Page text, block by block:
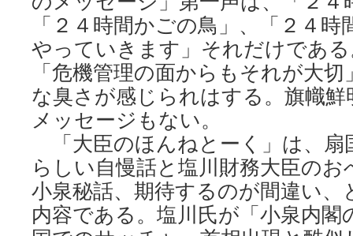
「２４時間かごの鳥」、「２４
やっていきます」それだけであ
「危機管理の面からもそれが大
な臭さが感じられはする。旗幟
メッセージもない。
「大臣のほんねとーく」は、扇
らしい自慢話と塩川財務大臣の
小泉秘話、期待するのが間違い
内容である。塩川氏が「小泉内閣